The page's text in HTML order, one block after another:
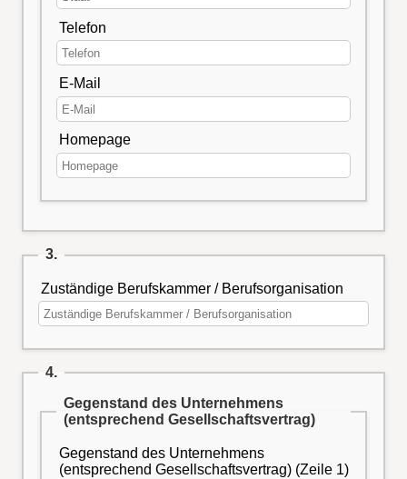
Telefon
E-Mail
Homepage
3.
Zuständige Berufskammer / Berufsorganisation
4.
Gegenstand des Unternehmens
(entsprechend Gesellschaftsvertrag)
Gegenstand des Unternehmens
(entsprechend Gesellschaftsvertrag) (Zeile 1)